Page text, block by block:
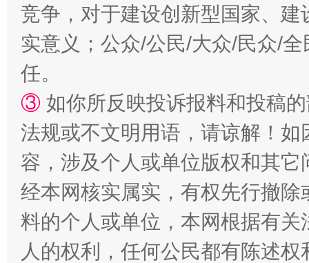
竞争，对于建设创新型国家、
实意义；公众/公民/大众/民众/
任。
③ 如你所反映投诉报料和投稿
法规或不文明用语，请谅解！
容，涉及个人或单位版权和其它
经本网核实属实，有权先行撤
料的个人或单位，本网根据有
人的权利，任何公民都有陈述